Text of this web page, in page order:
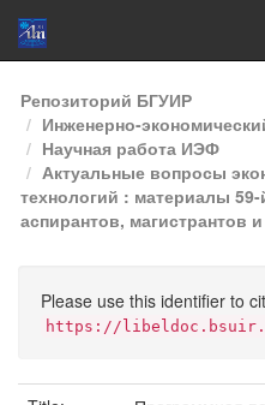
Skip
navigation
Репозиторий БГУИР
Инженерно-
Научная работа ИЭФ
Актуальные вопросы
технологий : материалы
аспирантов, магистрантов
Please use this identifier to
https://